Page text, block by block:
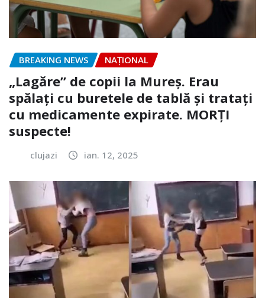
BREAKING NEWS NAŢIONAL
„Lagăre” de copii la Mureș. Erau
spălați cu buretele de tablă și tratați
cu medicamente expirate. MORȚI
suspecte!
clujazi ian. 12, 2025